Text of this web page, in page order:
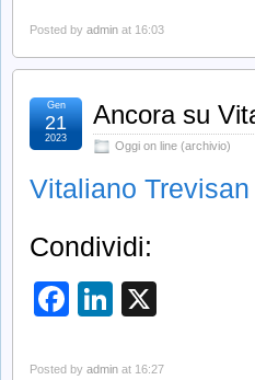
Posted by admin at 16:03
Ancora su
Oggi on line (archivio)
Gen
21
2023
Vitaliano
Condividi:
Facebook
LinkedIn
Posted by admin at 16:27